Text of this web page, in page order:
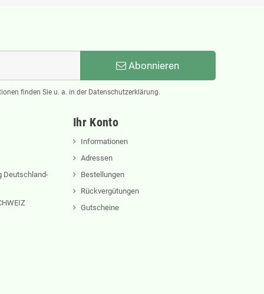
Abonnieren
finden Sie u. a. in der Datenschutzerklärung.
Deutschland-
Ihr Konto
Informationen
Adressen
Bestellungen
Rückvergütungen
Gutscheine